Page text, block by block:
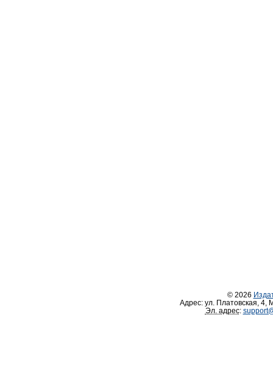
© 2026
Адрес: ул. Платовская, 4
Эл. адрес: